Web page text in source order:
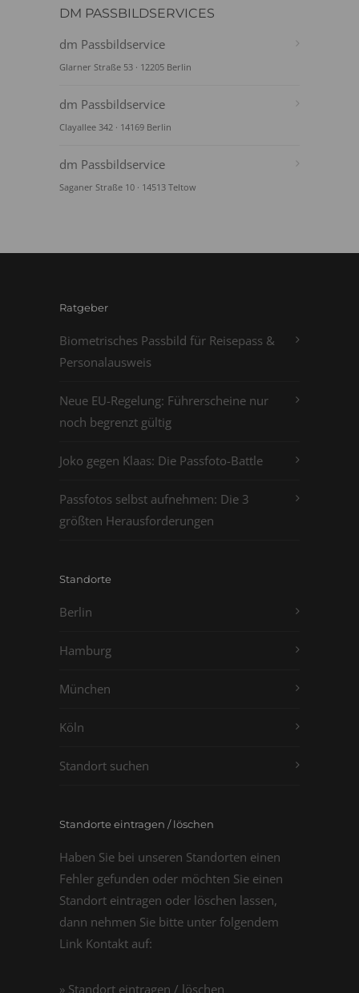
DM PASSBILDSERVICES
dm Passbildservice
Glarner Straße 53 · 12205 Berlin
dm Passbildservice
Clayallee 342 · 14169 Berlin
dm Passbildservice
Saganer Straße 10 · 14513 Teltow
Ratgeber
Biometrisches Passbild für Reisepass &
Personalausweis
Neue EU-Regelung: Führerscheine nur
noch begrenzt gültig
Joko gegen Klaas: Die Passfoto-Battle
Passfotos selbst aufnehmen: Die 3
größten Herausforderungen
Standorte
Berlin
Hamburg
München
Köln
Standort suchen
Standorte eintragen / löschen
Haben Sie bei unseren Standorten einen
Fehler gefunden oder möchten Sie einen
Standort eintragen oder löschen lassen,
dann nehmen Sie bitte unter folgendem
Link Kontakt auf:
» Standort eintragen / löschen